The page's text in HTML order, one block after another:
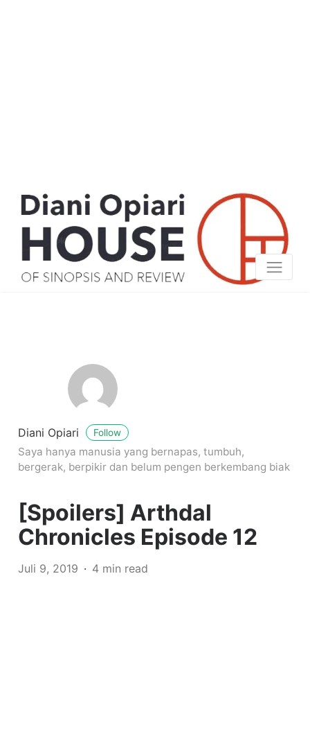
Diani Opiari Follow
Saya hanya manusia yang bernapas, tumbuh,
bergerak, berpikir dan belum pengen berkembang biak
[Spoilers] Arthdal
Chronicles Episode 12
Juli 9, 2019 4 min read